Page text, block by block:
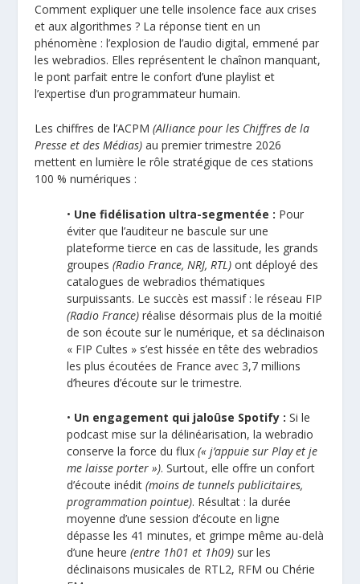
Comment expliquer une telle insolence face aux crises
et aux algorithmes ? La réponse tient en un
phénomène : l’explosion de l’audio digital, emmené par
les webradios. Elles représentent le chaînon manquant,
le pont parfait entre le confort d’une playlist et
l’expertise d’un programmateur humain.
Les chiffres de l’ACPM (Alliance pour les Chiffres de la
Presse et des Médias)au premier trimestre 2026
mettent en lumière le rôle stratégique de ces stations
100 % numériques :
• Une fidélisation ultra-segmentée : Pour
éviter que l’auditeur ne bascule sur une
plateforme tierce en cas de lassitude, les grands
groupes (Radio France, NRJ, RTL)ont déployé des
catalogues de webradios thématiques
surpuissants. Le succès est massif : le réseau FIP
(Radio France)réalise désormais plus de la moitié
de son écoute sur le numérique, et sa déclinaison
« FIP Cultes » s’est hissée en tête des webradios
les plus écoutées de France avec 3,7 millions
d’heures d’écoute sur le trimestre.
• Un engagement qui jaloûse Spotify : Si le
podcast mise sur la délinéarisation, la webradio
conserve la force du flux (« j’appuie sur Play et je
me laisse porter »). Surtout, elle offre un confort
d’écoute inédit (moins de tunnels publicitaires,
programmation pointue). Résultat : la durée
moyenne d’une session d’écoute en ligne
dépasse les 41 minutes, et grimpe même au-delà
d’une heure (entre 1h01 et 1h09)sur les
déclinaisons musicales de RTL2, RFM ou Chérie